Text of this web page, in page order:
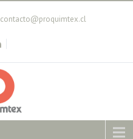
contacto@proquimtex.cl